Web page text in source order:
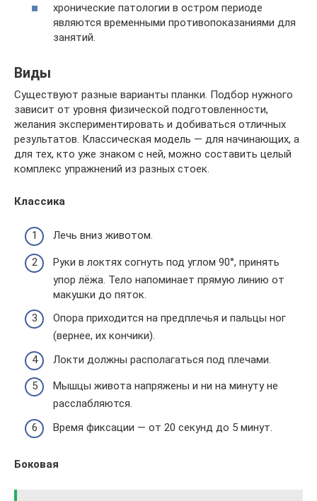
хронические патологии в остром периоде
являются временными противопоказаниями для
занятий.
Виды
Существуют разные варианты планки. Подбор нужного
зависит от уровня физической подготовленности,
желания экспериментировать и добиваться отличных
результатов. Классическая модель — для начинающих, а
для тех, кто уже знаком с ней, можно составить целый
комплекс упражнений из разных стоек.
Классика
Лечь вниз животом.
Руки в локтях согнуть под углом 90°, принять
упор лёжа. Тело напоминает прямую линию от
макушки до пяток.
Опора приходится на предплечья и пальцы ног
(вернее, их кончики).
Локти должны располагаться под плечами.
Мышцы живота напряжены и ни на минуту не
расслабляются.
Время фиксации — от 20 секунд до 5 минут.
Боковая